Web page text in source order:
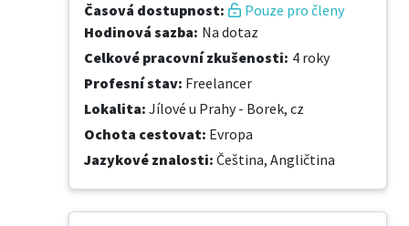
Časová dostupnost:
Pouze pro členy
Hodinová sazba: Na dotaz
Celkové pracovní zkušenosti: 4 roky
Profesní stav: Freelancer
Lokalita: Jílové u Prahy - Borek, cz
Ochota cestovat: Evropa
Jazykové znalosti: Čeština, Angličtina